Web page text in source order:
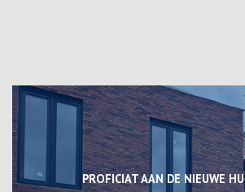
PROFICIAT AAN DE NIEUWE